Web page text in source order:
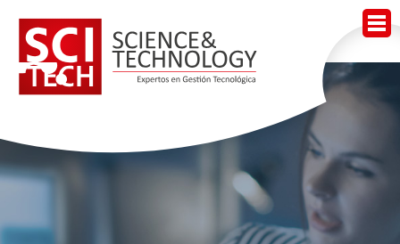
Acerca de Scitech
Nuestros Servicios